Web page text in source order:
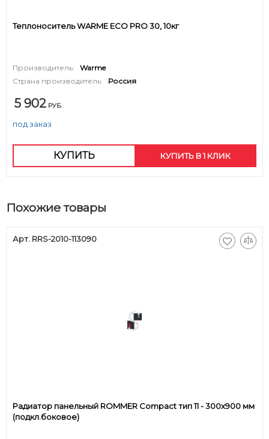
Теплоноситель WARME ECO PRO 30, 10кг
Производитель:
Warme
Страна производитель:
Россия
5 902 РУБ.
под заказ
КУПИТЬ КУПИТЬ В 1 КЛИК
Похожие товары
Арт. RRS-2010-113090
Радиатор панельный ROMMER Compact тип 11 - 300x900 мм
(подкл.боковое)